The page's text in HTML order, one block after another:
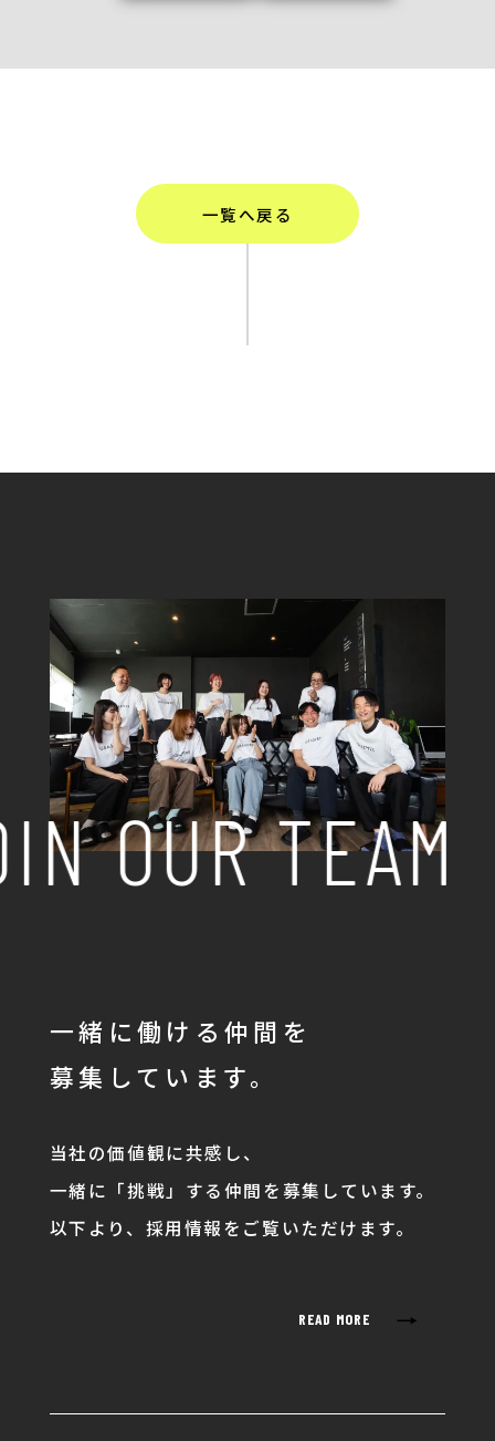
一覧へ戻る
OUR TEAM
一緒に働ける仲間を
募集しています。
当社の価値観に共感し、
一緒に「挑戦」する仲間を募集しています。
以下より、採用情報をご覧いただけます。
READ MORE →